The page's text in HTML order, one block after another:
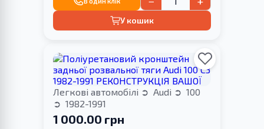
У кошик
Легкові автомобілі Audi
100
1982-1991
1 000.00 грн